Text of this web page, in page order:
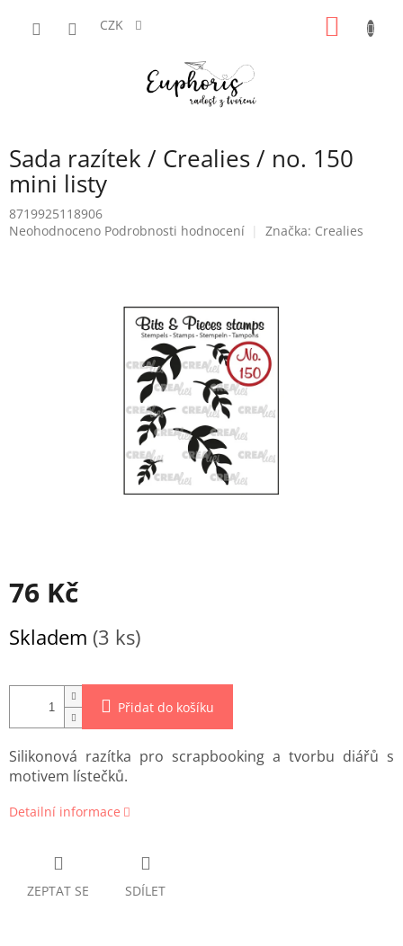
CZK
Sada razítek / Crealies / no. 150
mini listy
8719925118906
Průměrné
Neohodnoceno Podrobnosti hodnocení Značka: Crealies
76 Kč
cena:
Skladem (3 ks)
Přidat do košíku
Silikonová razítka pro scrapbooking a tvorbu diářů s
motivem lístečků.
Detailní informace
ZEPTAT SE SDÍLET